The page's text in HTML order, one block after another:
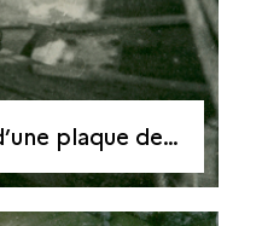
par un employé de la société La Sirène